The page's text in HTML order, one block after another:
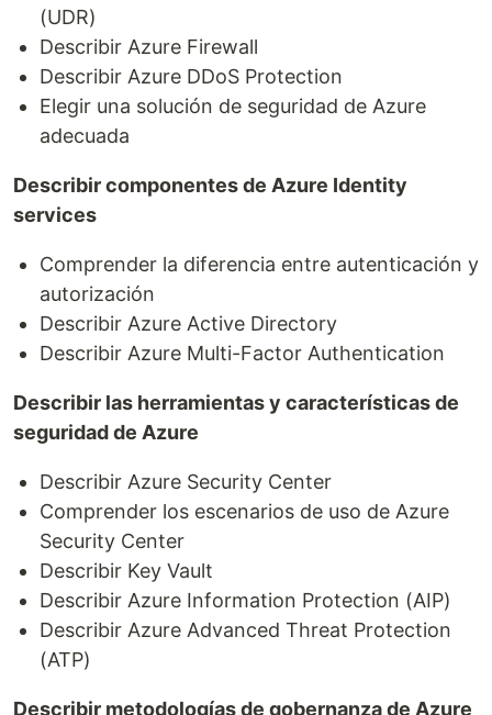
(UDR)
Describir Azure Firewall
Describir Azure DDoS Protection
Elegir una solución de seguridad de Azure
adecuada
Describir componentes de Azure Identity
services
Comprender la diferencia entre autenticación y
autorización
Describir Azure Active Directory
Describir Azure Multi-Factor Authentication
Describir las herramientas y características de
seguridad de Azure
Describir Azure Security Center
Comprender los escenarios de uso de Azure
Security Center
Describir Key Vault
Describir Azure Information Protection (AIP)
Describir Azure Advanced Threat Protection
(ATP)
Describir metodologías de gobernanza de Azure